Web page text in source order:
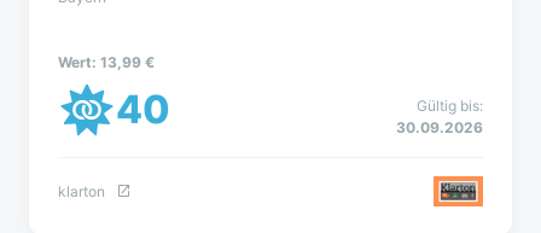
Wert: 13,99 €
40
Gültig bis:
30.09.2026
klarton